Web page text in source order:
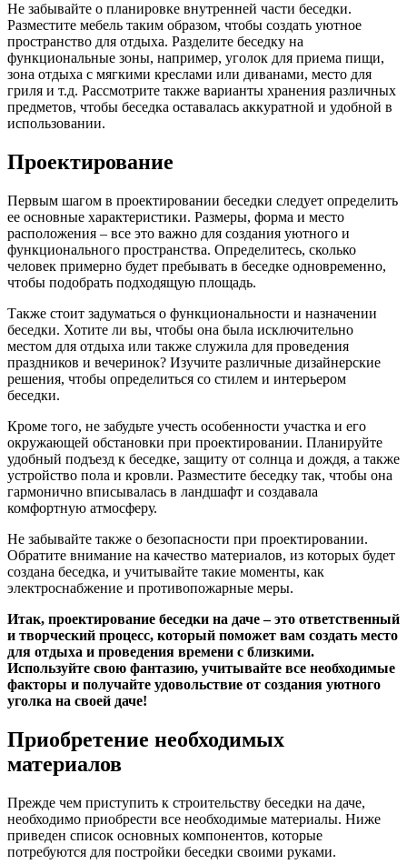
Не забывайте о планировке внутренней части беседки.
Разместите мебель таким образом, чтобы создать уютное
пространство для отдыха. Разделите беседку на
функциональные зоны, например, уголок для приема пищи,
зона отдыха с мягкими креслами или диванами, место для
гриля и т.д. Рассмотрите также варианты хранения различных
предметов, чтобы беседка оставалась аккуратной и удобной в
использовании.
Проектирование
Первым шагом в проектировании беседки следует определить
ее основные характеристики. Размеры, форма и место
расположения – все это важно для создания уютного и
функционального пространства. Определитесь, сколько
человек примерно будет пребывать в беседке одновременно,
чтобы подобрать подходящую площадь.
Также стоит задуматься о функциональности и назначении
беседки. Хотите ли вы, чтобы она была исключительно
местом для отдыха или также служила для проведения
праздников и вечеринок? Изучите различные дизайнерские
решения, чтобы определиться со стилем и интерьером
беседки.
Кроме того, не забудьте учесть особенности участка и его
окружающей обстановки при проектировании. Планируйте
удобный подъезд к беседке, защиту от солнца и дождя, а также
устройство пола и кровли. Разместите беседку так, чтобы она
гармонично вписывалась в ландшафт и создавала
комфортную атмосферу.
Не забывайте также о безопасности при проектировании.
Обратите внимание на качество материалов, из которых будет
создана беседка, и учитывайте такие моменты, как
электроснабжение и противопожарные меры.
Итак, проектирование беседки на даче – это ответственный
и творческий процесс, который поможет вам создать место
для отдыха и проведения времени с близкими.
Используйте свою фантазию, учитывайте все необходимые
факторы и получайте удовольствие от создания уютного
уголка на своей даче!
Приобретение необходимых
материалов
Прежде чем приступить к строительству беседки на даче,
необходимо приобрести все необходимые материалы. Ниже
приведен список основных компонентов, которые
потребуются для постройки беседки своими руками.